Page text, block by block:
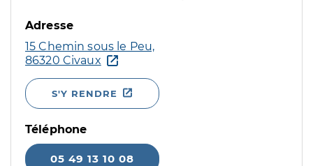
Adresse
15 Chemin sous le Peu,
86320 Civaux
S'Y RENDRE
Téléphone
05 49 13 10 08